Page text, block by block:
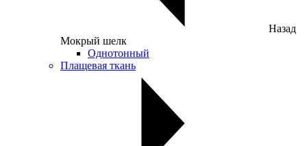
Назад
Мокрый шелк
Однотонный
Плащевая ткань